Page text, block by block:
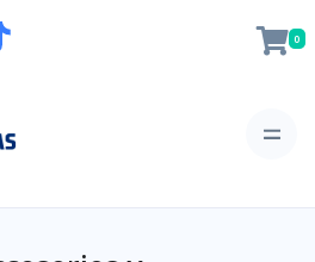
0